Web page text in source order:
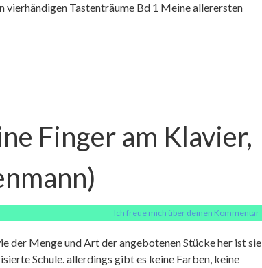
Tastenträume Bd 1 Meine allerersten
Finger am Klavier,
Ich freue mich über deinen Kommentar
der Menge und Art der angebotenen Stücke her ist sie
Schule. allerdings gibt es keine Farben, keine